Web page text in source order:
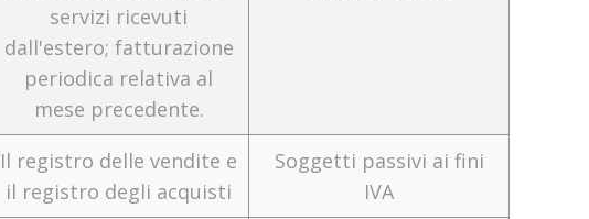
servizi ricevuti
dall'estero; fatturazione
periodica relativa al
mese precedente.
Il registro delle vendite e
il registro degli acquisti
Soggetti passivi ai fini
IVA